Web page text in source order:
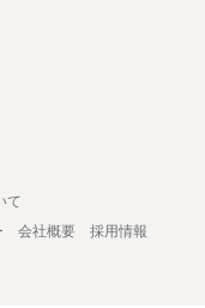
て
会社概要
採用情報